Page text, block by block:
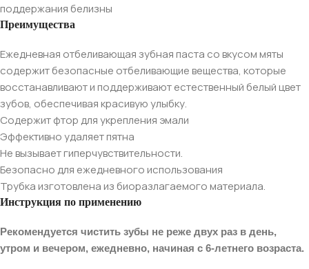
поддержания белизны
Преимущества
Ежедневная отбеливающая зубная паста со вкусом мяты
содержит безопасные отбеливающие вещества, которые
восстанавливают и поддерживают естественный белый цвет
зубов, обеспечивая красивую улыбку.
Содержит фтор для укрепления эмали
Эффективно удаляет пятна
Не вызывает гиперчувствительности.
Безопасно для ежедневного использования
Трубка изготовлена ​​из биоразлагаемого материала.
Инструкция по применению
Рекомендуется чистить зубы не реже двух раз в день,
утром и вечером, ежедневно, начиная с 6-летнего возраста.